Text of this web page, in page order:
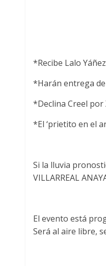
*Recibe Lalo
*Harán entrega
*Declina Creel por
*El ‘prietito en el
Si la lluvia
VILLARREAL
El evento está
Será al aire libre,